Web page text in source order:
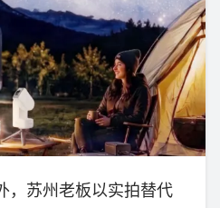
，苏州老板以实拍替代